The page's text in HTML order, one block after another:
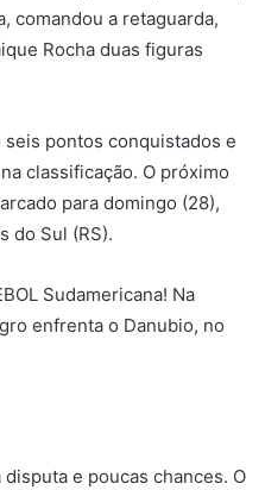
comandou a retaguarda,
Rocha duas figuras
seis pontos conquistados e
classificação. O próximo
para domingo (28),
do Sul (RS).
Sudamericana! Na
enfrenta o Danubio, no
e poucas chances. O